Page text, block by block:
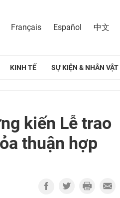
Français Español 中文
KINH TẾ SỰ KIỆN & NHÂN VẬT
kiến Lễ trao
thuận hợp